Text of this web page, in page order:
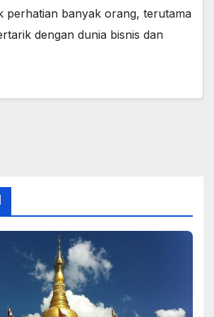
perhatian banyak orang, terutama
dengan dunia bisnis dan